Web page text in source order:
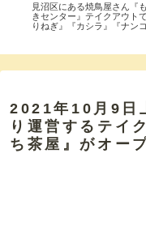
大宮区の街中にある駄菓子
屋』に行ってきた。昔なが
に大人も子供も夢中で買い
2021年10月9日
り運営するテイ
ち茶屋』がオー